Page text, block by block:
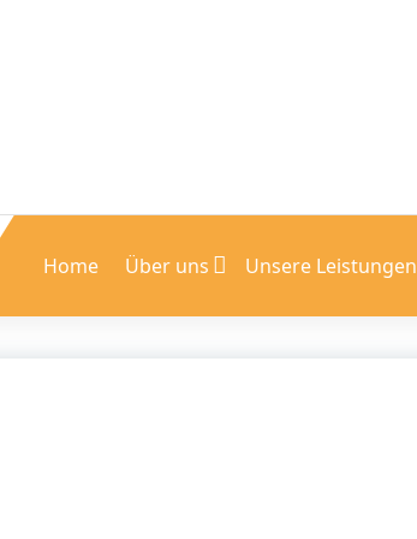
Home Über uns Unsere Leistungen